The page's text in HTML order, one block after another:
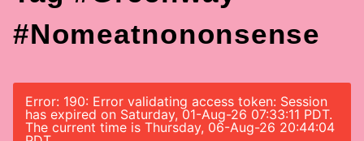
#nomeatnononsense
Error: 190: Error validating access token: Session
has expired on Saturday, 01-Aug-26 07:33:11 PDT.
The current time is Thursday, 06-Aug-26 20:44:04